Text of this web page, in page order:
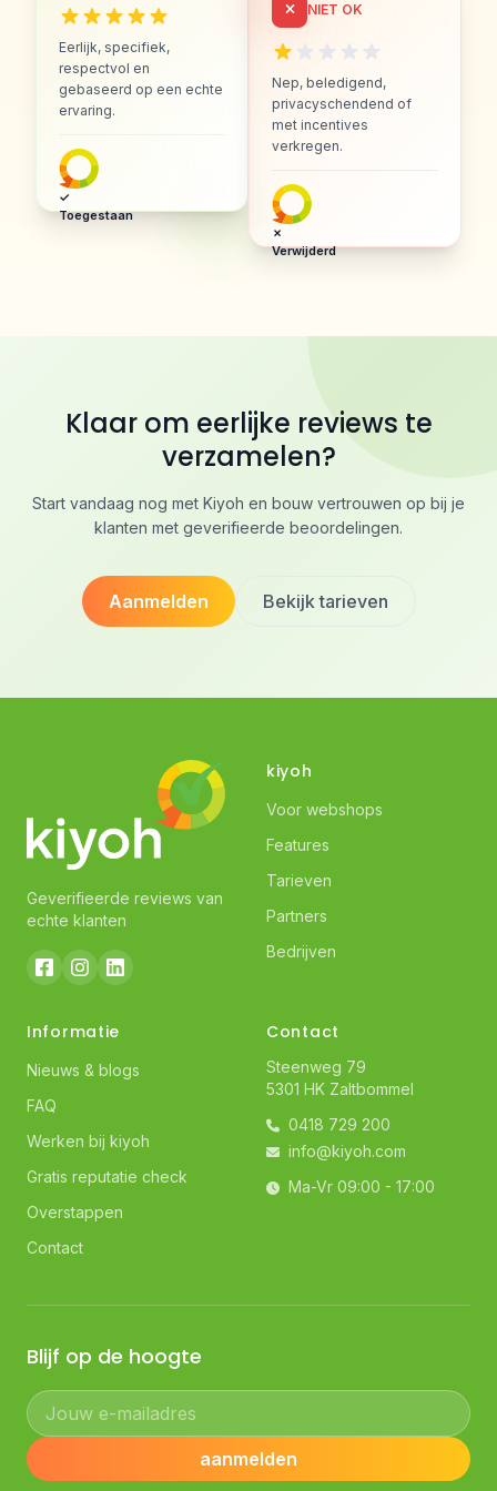
Eerlijk, specifiek,
respectvol en
gebaseerd op een echte
ervaring.
✓
Toegestaan
NIET OK
Nep, beledigend,
privacyschendend of
met incentives
verkregen.
✗
Verwijderd
Klaar om eerlijke reviews te
verzamelen?
Start vandaag nog met Kiyoh en bouw vertrouwen op bij je
klanten met geverifieerde beoordelingen.
Aanmelden Bekijk tarieven
Geverifieerde reviews van
echte klanten
kiyoh
Voor webshops
Features
Tarieven
Partners
Bedrijven
Informatie
Nieuws & blogs
FAQ
Werken bij kiyoh
Gratis reputatie check
Overstappen
Contact
Contact
Steenweg 79
5301 HK Zaltbommel
0418 729 200
info@kiyoh.com
Ma-Vr 09:00 - 17:00
Blijf op de hoogte
Jouw e-mailadres
aanmelden